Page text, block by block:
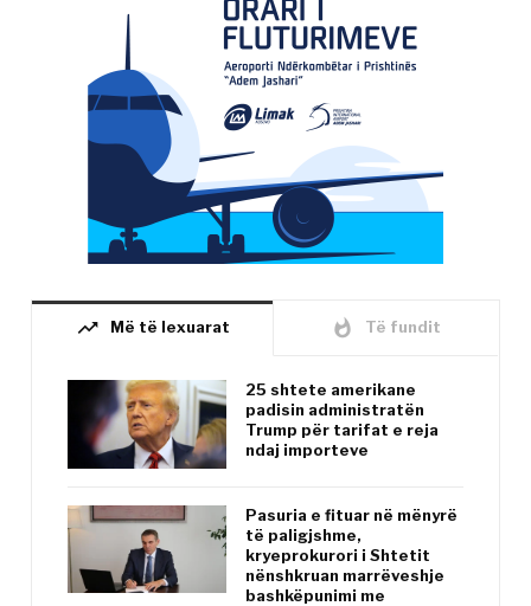
trending_up Më të lexuarat whatshot Të fundit
25 shtete amerikane
padisin administratën
Trump për tarifat e reja
ndaj importeve
Pasuria e fituar në mënyrë
të paligjshme,
kryeprokurori i Shtetit
nënshkruan marrëveshje
bashkëpunimi me